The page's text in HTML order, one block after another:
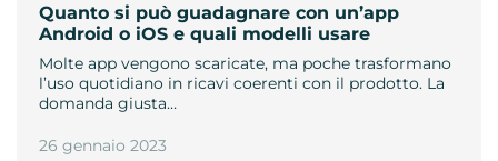
Quanto si può guadagnare con un’app
Android o iOS e quali modelli usare
Molte app vengono scaricate, ma poche trasformano
l’uso quotidiano in ricavi coerenti con il prodotto. La
domanda giusta…
26 gennaio 2023